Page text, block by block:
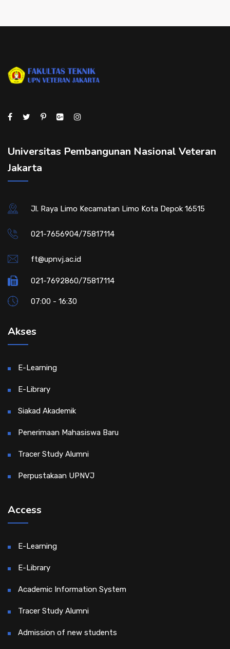
Universitas Pembangunan Nasional Veteran
Jakarta
Jl. Raya Limo Kecamatan Limo Kota Depok 16515
021-7656904/75817114
ft@upnvj.ac.id
021-7692860/75817114
07:00 - 16:30
Akses
E-Learning
E-Library
Siakad Akademik
Penerimaan Mahasiswa Baru
Tracer Study Alumni
Perpustakaan UPNVJ
Access
E-Learning
E-Library
Academic Information System
Tracer Study Alumni
Admission of new students